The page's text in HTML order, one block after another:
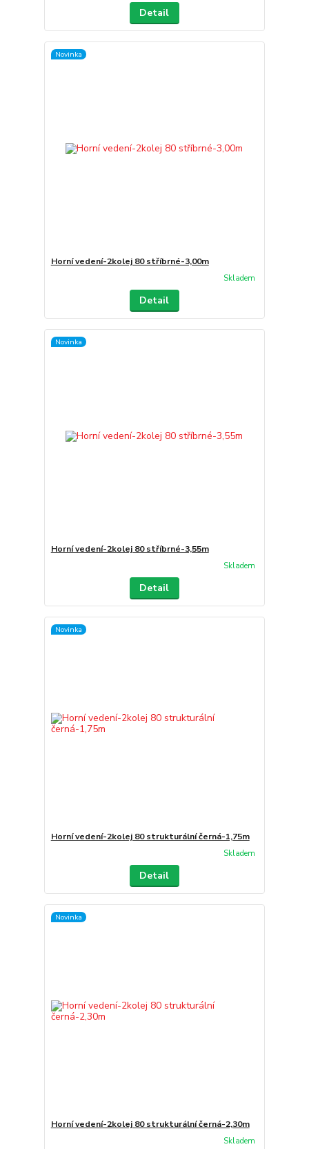
Detail
Novinka
Horní vedení-2kolej 80 stříbrné-3,00m
Skladem
Detail
Novinka
Horní vedení-2kolej 80 stříbrné-3,55m
Skladem
Detail
Novinka
Horní vedení-2kolej 80 strukturální černá-1,75m
Skladem
Detail
Novinka
Horní vedení-2kolej 80 strukturální černá-2,30m
Skladem